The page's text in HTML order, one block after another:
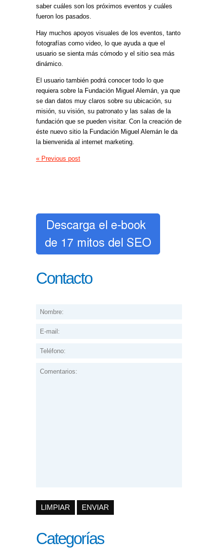
saber cuáles son los próximos eventos y cuáles
fueron los pasados.
Hay muchos apoyos visuales de los eventos, tanto
fotografías como video, lo que ayuda a que el
usuario se sienta más cómodo y el sitio sea más
dinámico.
El usuario también podrá conocer todo lo que
requiera sobre la Fundación Miguel Alemán, ya que
se dan datos muy claros sobre su ubicación, su
misión, su visión, su patronato y las salas de la
fundación que se pueden visitar. Con la creación de
éste nuevo sitio la Fundación Miguel Alemán le da
la bienvenida al internet marketing.
« Previous post
Contacto
Categorías